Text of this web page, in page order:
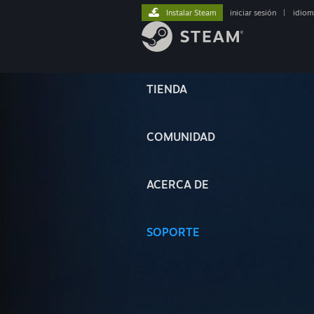
TIENDA
COMUNIDAD
ACERCA DE
SOPORTE
Instalar Steam iniciar sesión